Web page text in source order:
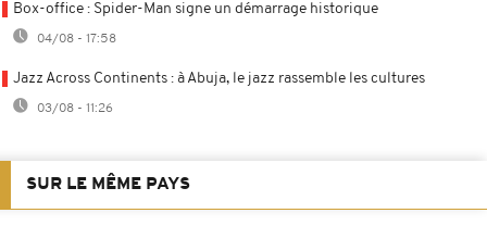
Box-office : Spider-Man signe un démarrage historique
04/08 - 17:58
Jazz Across Continents : à Abuja, le jazz rassemble les cultures
03/08 - 11:26
SUR LE MÊME PAYS